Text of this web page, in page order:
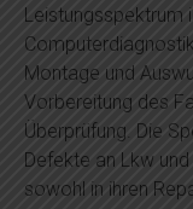
Leistungsspektrum
Montage und
Vorbereitung des
Überprüfung. Die
Defekte an Lkw
sowohl in ihren